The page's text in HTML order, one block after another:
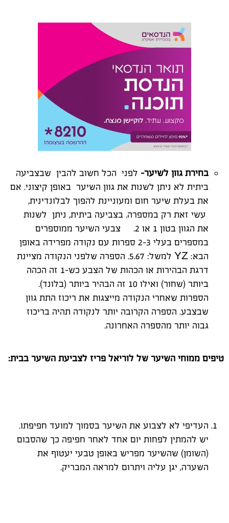
בחירת גוון לשיער– לפני הכל חשוב להבין שבצביעה
ביתית לא ניתן לשנות את גוון השיער באופן קיצוני. אם
את בעלת שיער חום ומעוניינת להפוך לבלונדינית,
עשי זאת רק במספרה. בצביעה ביתית, ניתן לשנות
את הגוון בטון 1 או 2. צבעי השיער ממוספרים
במספרים בעלי 2-3 ספרות עם נקודה מפרידה באופן
הבא: YZ למשל: 5.67. הספרה שלפני הנקודה מציינת
דרגת הבהירות או הכהות של הצבע כש-1 זה הכהה
ביותר (שחור) ואילו 10 זה הבהיר ביותר (בלונד).
הספרות שאחרי הנקודה מייצגות את ריכוז התת גוון
שבצבע. הספרה הקרובה יותר לנקודה תהיה בריכוז
גבוה יותר מהספרה האחרונה.
טיפים ממוחי השיער של לוריאל פריז לצביעת השיער בבית:
העדיפי לא לצבוע את השיער בסמוך למועד חפיפתו.
יש להמתין לפחות יום אחד לאחר חפיפה כך שהסבום
(השומן) שהשיער מפריש באופן טבעי יעטוף את
השערה, יגן עליה ויתרום למראה המבריק.